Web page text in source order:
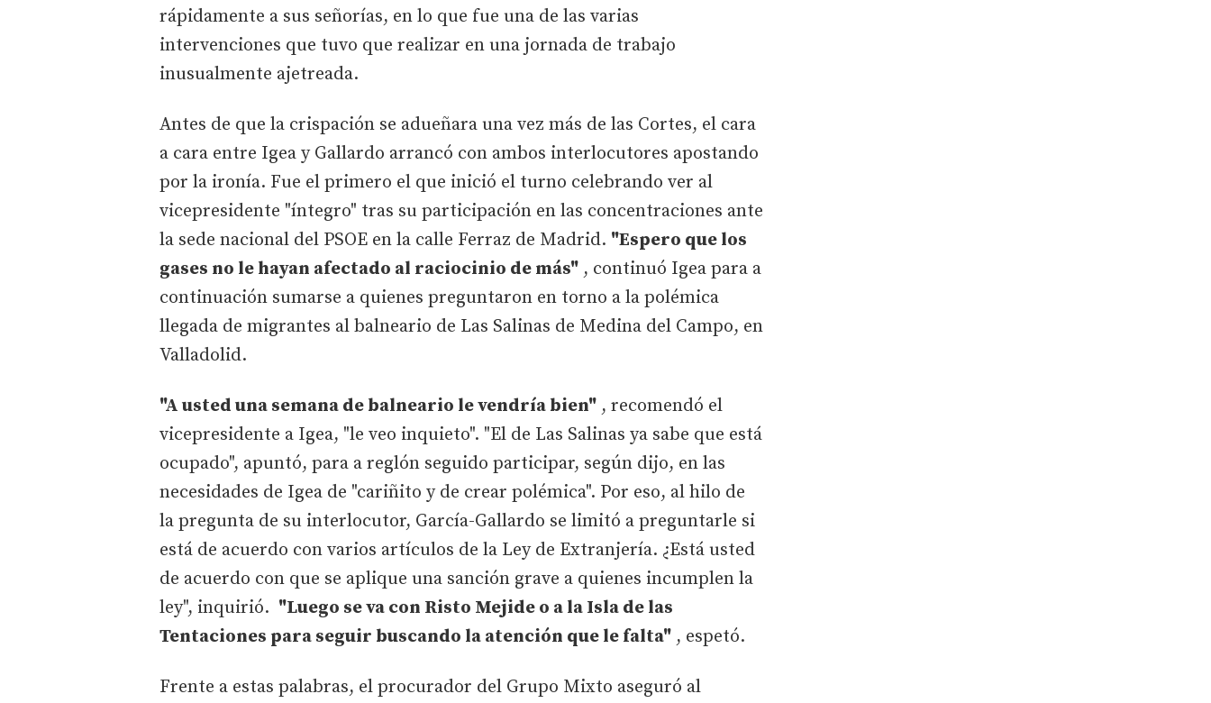
rápidamente a sus señorías, en lo que fue una de las varias
intervenciones que tuvo que realizar en una jornada de trabajo
inusualmente ajetreada.
Antes de que la crispación se adueñara una vez más de las Cortes, el cara
a cara entre Igea y Gallardo arrancó con ambos interlocutores apostando
por la ironía. Fue el primero el que inició el turno celebrando ver al
vicepresidente "íntegro" tras su participación en las concentraciones ante
la sede nacional del PSOE en la calle Ferraz de Madrid. "Espero que los
gases no le hayan afectado al raciocinio de más" , continuó Igea para a
continuación sumarse a quienes preguntaron en torno a la polémica
llegada de migrantes al balneario de Las Salinas de Medina del Campo, en
Valladolid.
"A usted una semana de balneario le vendría bien" , recomendó el
vicepresidente a Igea, "le veo inquieto". "El de Las Salinas ya sabe que está
ocupado", apuntó, para a reglón seguido participar, según dijo, en las
necesidades de Igea de "cariñito y de crear polémica". Por eso, al hilo de
la pregunta de su interlocutor, García-Gallardo se limitó a preguntarle si
está de acuerdo con varios artículos de la Ley de Extranjería. ¿Está usted
de acuerdo con que se aplique una sanción grave a quienes incumplen la
ley", inquirió. "Luego se va con Risto Mejide o a la Isla de las
Tentaciones para seguir buscando la atención que le falta" , espetó.
Frente a estas palabras, el procurador del Grupo Mixto aseguró al